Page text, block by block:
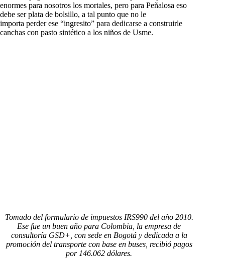
enormes para nosotros los mortales, pero para Peñalosa eso
debe ser plata de bolsillo, a tal punto que no le
importa perder ese “ingresito” para dedicarse a construirle
canchas con pasto sintético a los niños de Usme.
Tomado del formulario de impuestos IRS990 del año 2010.
Ese fue un buen año para Colombia, la empresa de
consultoría GSD+, con sede en Bogotá y dedicada a la
promoción del transporte con base en buses, recibió pagos
por 146.062 dólares.